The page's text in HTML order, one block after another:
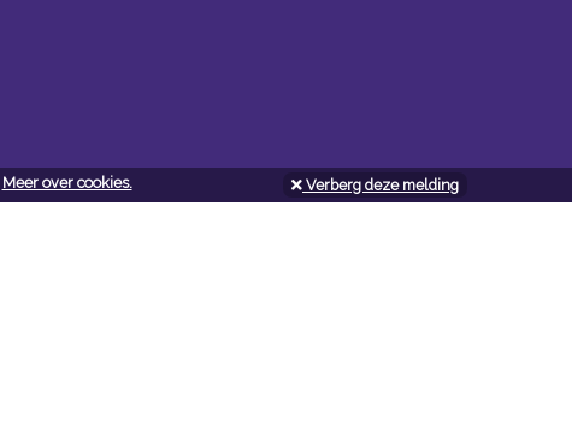
Meer over cookies. Verberg deze melding